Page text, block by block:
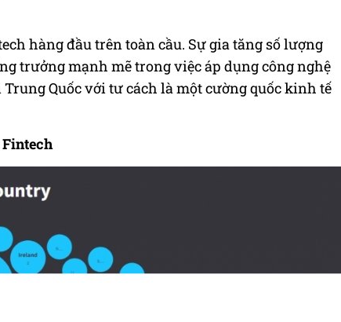
hàng đầu trên toàn cầu. Sự gia tăng số lượng
trưởng mạnh mẽ trong việc áp dụng công nghệ
Quốc với tư cách là một cường quốc kinh tế